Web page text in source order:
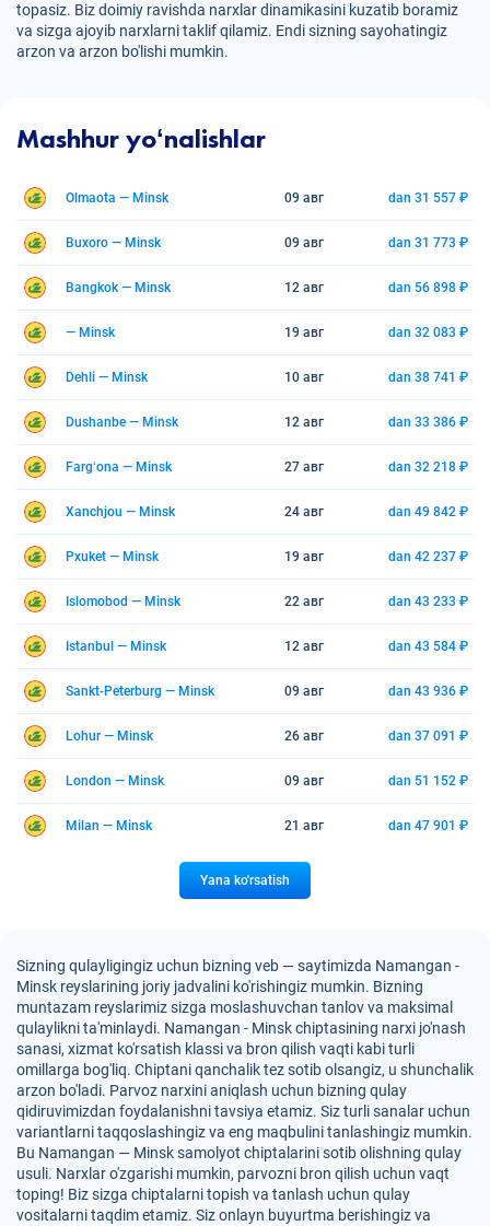
topasiz. Biz doimiy ravishda narxlar dinamikasini kuzatib boramiz
va sizga ajoyib narxlarni taklif qilamiz. Endi sizning sayohatingiz
arzon va arzon bo'lishi mumkin.
Mashhur yoʻnalishlar
Olmaota — Minsk 09 авг dan 31 557 ₽
Buxoro — Minsk 09 авг dan 31 773 ₽
Bangkok — Minsk 12 авг dan 56 898 ₽
— Minsk 19 авг dan 32 083 ₽
Dehli — Minsk 10 авг dan 38 741 ₽
Dushanbe — Minsk 12 авг dan 33 386 ₽
Fargʻona — Minsk 27 авг dan 32 218 ₽
Xanchjou — Minsk 24 авг dan 49 842 ₽
Pxuket — Minsk 19 авг dan 42 237 ₽
Islomobod — Minsk 22 авг dan 43 233 ₽
Istanbul — Minsk 12 авг dan 43 584 ₽
Sankt-Peterburg — Minsk 09 авг dan 43 936 ₽
Lohur — Minsk 26 авг dan 37 091 ₽
London — Minsk 09 авг dan 51 152 ₽
Milan — Minsk 21 авг dan 47 901 ₽
Yana ko'rsatish
Sizning qulayligingiz uchun bizning veb — saytimizda Namangan -
Minsk reyslarining joriy jadvalini ko'rishingiz mumkin. Bizning
muntazam reyslarimiz sizga moslashuvchan tanlov va maksimal
qulaylikni ta'minlaydi. Namangan - Minsk chiptasining narxi jo'nash
sanasi, xizmat ko'rsatish klassi va bron qilish vaqti kabi turli
omillarga bog'liq. Chiptani qanchalik tez sotib olsangiz, u shunchalik
arzon bo'ladi. Parvoz narxini aniqlash uchun bizning qulay
qidiruvimizdan foydalanishni tavsiya etamiz. Siz turli sanalar uchun
variantlarni taqqoslashingiz va eng maqbulini tanlashingiz mumkin.
Bu Namangan — Minsk samolyot chiptalarini sotib olishning qulay
usuli. Narxlar o'zgarishi mumkin, parvozni bron qilish uchun vaqt
toping! Biz sizga chiptalarni topish va tanlash uchun qulay
vositalarni taqdim etamiz. Siz onlayn buyurtma berishingiz va